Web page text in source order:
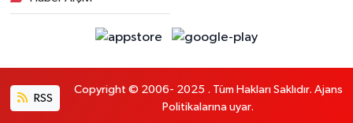
RSS
Copyright © 2006- 2025 . Tüm Hakları Saklıdır. Ajans
Politikalarına uyar.